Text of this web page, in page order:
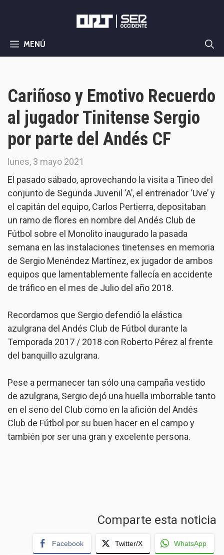
MENÚ
Cariñoso y Emotivo Recuerdo
al jugador Tinitense Sergio
por parte del Andés CF
lunes, 3 mayo 2021
El pasado sábado, aprovechando la visita a Tineo del
conjunto de Segunda Juvenil ‘A’, el entrenador ‘Uve’ y
el capitán del equipo, Carlos Pertierra, depositaban
un ramo de flores en nombre del Andés Club de
Fútbol sobre el Monolito inaugurado la pasada
semana en las instalaciones tinetenses en memoria
de Sergio Menéndez Martínez, ex jugador de ambos
equipos que lamentablemente fallecía en accidente
de tráfico en el mes de Julio del año 2018.
Recordamos que Sergio defendió la elástica
azulgrana del Andés Club de Fútbol durante la
Temporada 2017 / 2018 con Roberto Pérez al frente
del banquillo azulgrana.
Pese a permanecer tan sólo una campaña vestido
de azulgrana, Sergio dejó una huella imborrable tanto
en el seno del Club como en la afición del Andés
Club de Fútbol por su buen hacer en el campo y
también por ser una gran y excelente persona.
Comparte esta noticia
Facebook Twitter/X WhatsApp